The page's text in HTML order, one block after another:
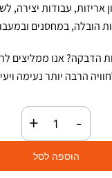
אריזות, עבודות יצירה,
הובלה, במחסנים
הדבקה? אנו ממליצים
הרבה יותר נעימה
-
מסקנטייפ
פוליפרופילן
+
הוספה לסל